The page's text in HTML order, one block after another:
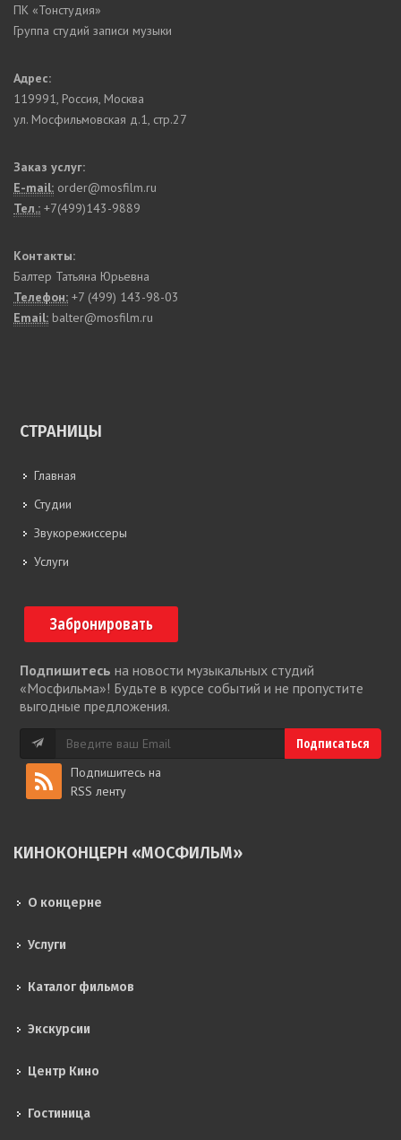
ПК «Тонстудия»
Группа студий записи музыки
Адрес:
119991, Россия, Москва
ул. Мосфильмовская д.1, стр.27
Заказ услуг:
E-mail: order@mosfilm.ru
Тел.: +7(499)143-9889
Контакты:
Балтер Татьяна Юрьевна
Телефон: +7 (499) 143-98-03
Email: balter@mosfilm.ru
СТРАНИЦЫ
Главная
Студии
Звукорежиссеры
Услуги
Забронировать
Подпишитесь на новости музыкальных студий
«Мосфильма»! Будьте в курсе событий и не пропустите
выгодные предложения.
Подпишитесь на
RSS ленту
КИНОКОНЦЕРН «МОСФИЛЬМ»
О концерне
Услуги
Каталог фильмов
Экскурсии
Центр Кино
Гостиница